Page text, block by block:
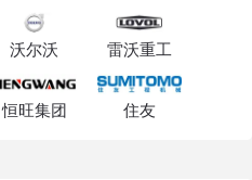
沃尔沃 雷沃重工
恒旺集团 住友